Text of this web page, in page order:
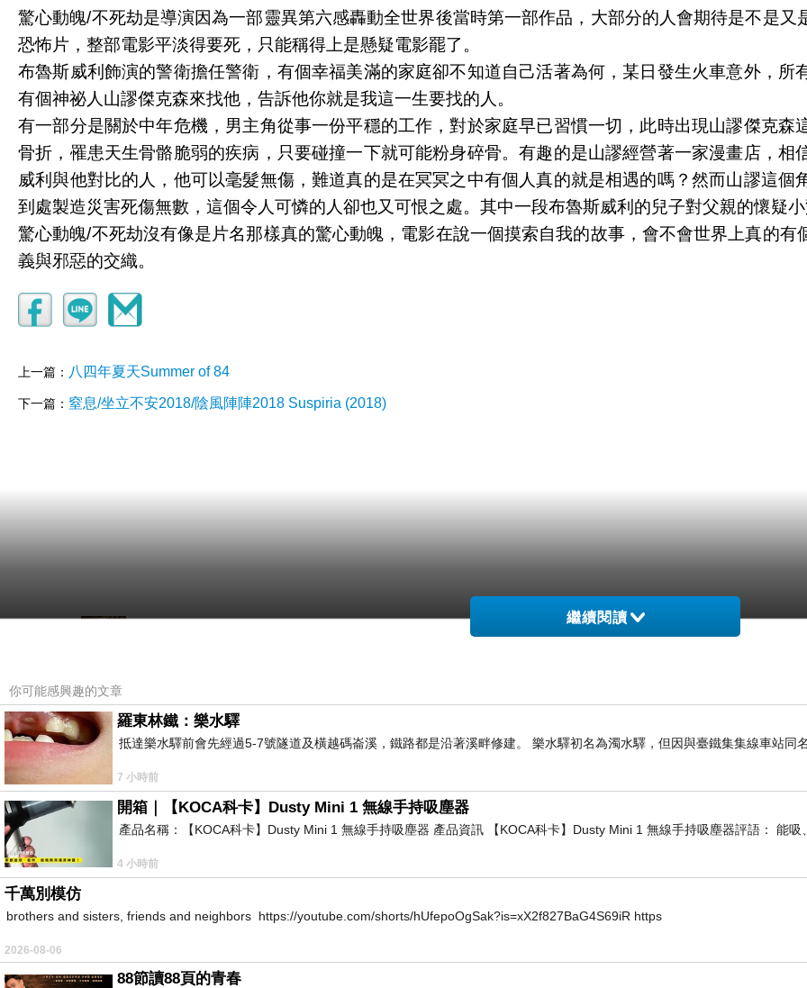
驚心動魄/不死劫是導演因為一部靈異第六感轟動全世界後當時第一部作品，大部分的人會期待是不是
恐怖片，整部電影平淡得要死，只能稱得上是懸疑電影罷了。
布魯斯威利飾演的警衛擔任警衛，有個幸福美滿的家庭卻不知道自己活著為何，某日發生火車意外，所
有個神祕人山謬傑克森來找他，告訴他你就是我這一生要找的人。
有一部分是關於中年危機，男主角從事一份平穩的工作，對於家庭早已習慣一切，此時出現山謬傑克
骨折，罹患天生骨骼脆弱的疾病，只要碰撞一下就可能粉身碎骨。有趣的是山謬經營著一家漫畫店，
威利與他對比的人，他可以毫髮無傷，難道真的是在冥冥之中有個人真的就是相遇的嗎？然而山謬這
到處製造災害死傷無數，這個令人可憐的人卻也又可恨之處。其中一段布魯斯威利的兒子對父親的懷疑
驚心動魄/不死劫沒有像是片名那樣真的驚心動魄，電影在說一個摸索自我的故事，會不會世界上真的
義與邪惡的交織。
上一篇： 八四年夏天Summer of 84
下一篇： 窒息/坐立不安2018/陰風陣陣2018 Suspiria (2018)
恭喜您！此篇文章極為優質，獲選為本日哈燒文章，將會出現在新聞台首頁哈燒文章區塊輪播。請您繼續保持
的內容，加油！
繼續閱讀
你可能感興趣的文章
羅東林鐵：樂水驛
抵達樂水驛前會先經過5-7號隧道及橫越碼崙溪，鐵路都是沿著溪畔修建。 樂水驛初名為濁水驛，但因與臺鐵集集線車站同
7 小時前
開箱｜【KOCA科卡】Dusty Mini 1 無線手持吸塵器
產品名稱：【KOCA科卡】Dusty Mini 1 無線手持吸塵器 產品資訊 【KOCA科卡】Dusty Mini 1 無線手持吸塵器評語： 能吸
4 小時前
千萬別模仿
brothers and sisters, friends and neighbors https://youtube.com/shorts/hUfepoOgSak?is=xX2f827BaG4S69iR https
2026-08-06
88節讀88頁的青春